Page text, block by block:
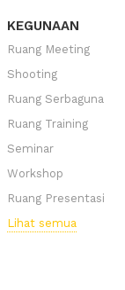
KEGUNAAN
Ruang Meeting
Shooting
Ruang Serbaguna
Ruang Training
Seminar
Workshop
Ruang Presentasi
Lihat semua